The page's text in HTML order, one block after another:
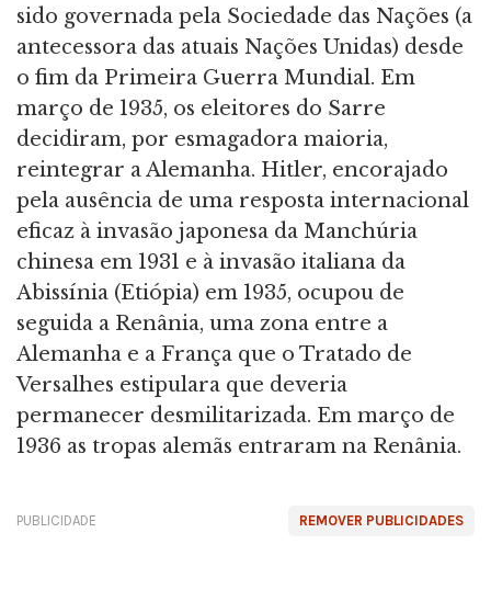
sido governada pela Sociedade das Nações (a
antecessora das atuais Nações Unidas) desde
o fim da Primeira Guerra Mundial. Em
março de 1935, os eleitores do Sarre
decidiram, por esmagadora maioria,
reintegrar a Alemanha. Hitler, encorajado
pela ausência de uma resposta internacional
eficaz à invasão japonesa da Manchúria
chinesa em 1931 e à invasão italiana da
Abissínia (Etiópia) em 1935, ocupou de
seguida a Renânia, uma zona entre a
Alemanha e a França que o Tratado de
Versalhes estipulara que deveria
permanecer desmilitarizada. Em março de
1936 as tropas alemãs entraram na Renânia.
REMOVER PUBLICIDADES
PUBLICIDADE